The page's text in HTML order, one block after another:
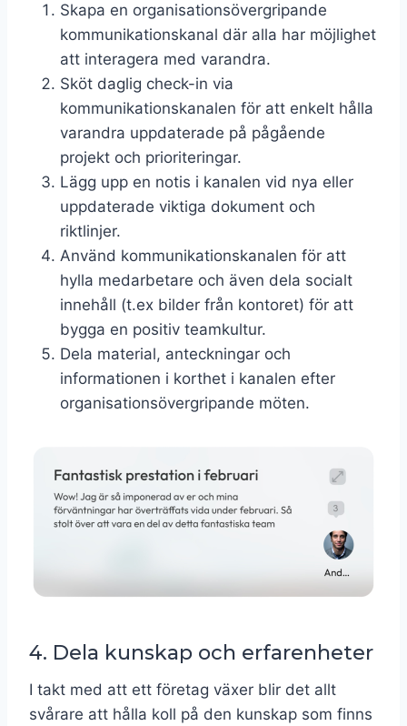
Skapa en organisationsövergripande
kommunikationskanal där alla har möjlighet
att interagera med varandra.
Sköt daglig check-in via
kommunikationskanalen för att enkelt hålla
varandra uppdaterade på pågående
projekt och prioriteringar.
Lägg upp en notis i kanalen vid nya eller
uppdaterade viktiga dokument och
riktlinjer.
Använd kommunikationskanalen för att
hylla medarbetare och även dela socialt
innehåll (t.ex bilder från kontoret) för att
bygga en positiv teamkultur.
Dela material, anteckningar och
informationen i korthet i kanalen efter
organisationsövergripande möten.
4. Dela kunskap och erfarenheter
I takt med att ett företag växer blir det allt
svårare att hålla koll på den kunskap som finns